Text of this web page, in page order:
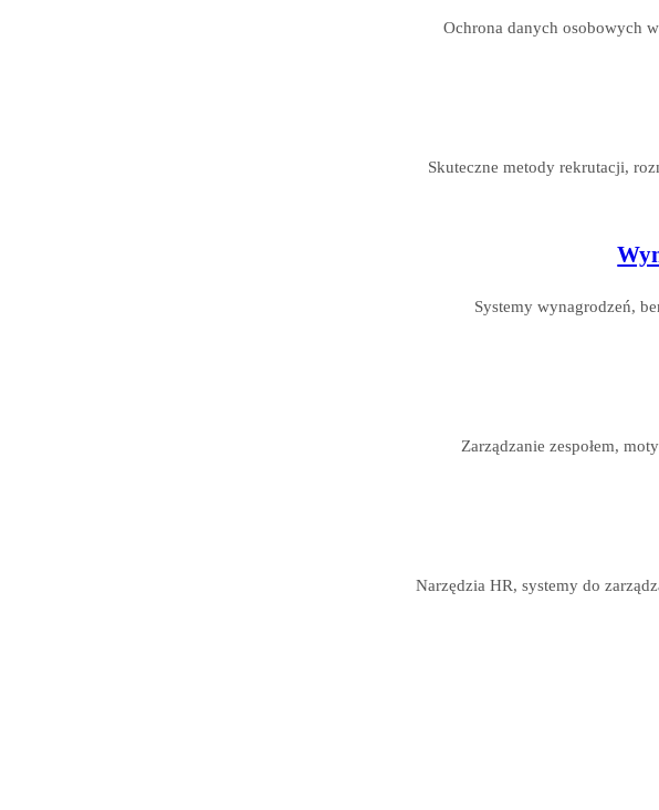
Ochrona danych osobowych
Skuteczne metody rekrutacji,
Systemy wynagrodzeń,
Zarządzanie zespołem,
Narzędzia HR, systemy do